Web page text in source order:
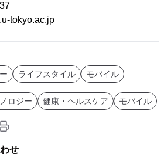
tokyo.ac.jp
ライフスタイル モバイル
ロジー 健康・ヘルスケア モバイル
せ